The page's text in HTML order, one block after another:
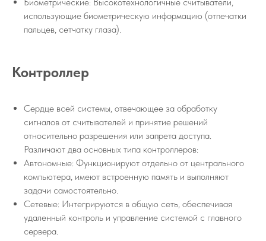
использующие биометрическую информацию (отпечатки
пальцев, сетчатку глаза).
Контроллер
Сердце всей системы, отвечающее за обработку
сигналов от считывателей и принятие решений
относительно разрешения или запрета доступа.
Различают два основных типа контроллеров:
Автономные: Функционируют отдельно от центрального
компьютера, имеют встроенную память и выполняют
задачи самостоятельно.
Сетевые: Интегрируются в общую сеть, обеспечивая
удаленный контроль и управление системой с главного
сервера.